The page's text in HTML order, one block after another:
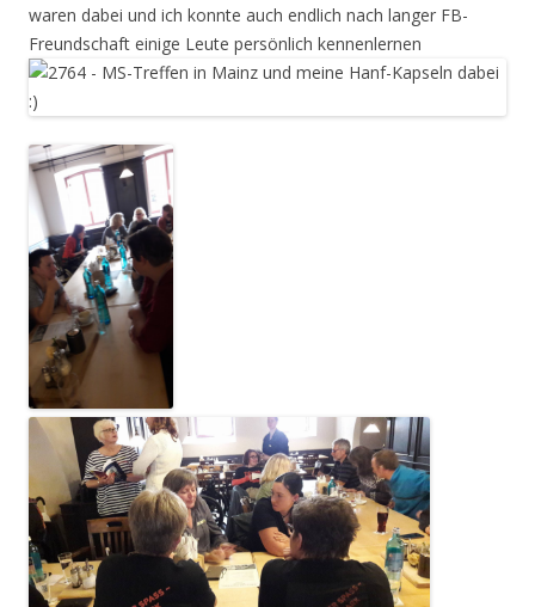
waren dabei und ich konnte auch endlich nach langer FB-
Freundschaft einige Leute persönlich kennenlernen